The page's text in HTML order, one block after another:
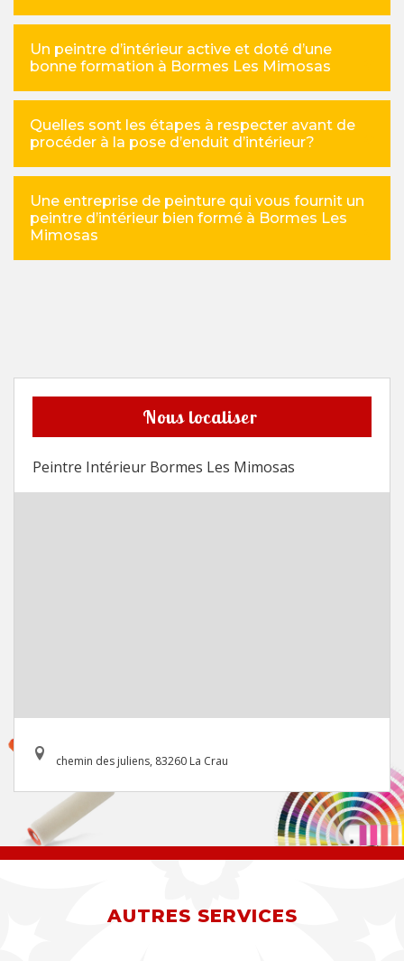
Un peintre d’intérieur active et doté d’une
bonne formation à Bormes Les Mimosas
Quelles sont les étapes à respecter avant de
procéder à la pose d’enduit d’intérieur?
Une entreprise de peinture qui vous fournit un
peintre d’intérieur bien formé à Bormes Les
Mimosas
Nous localiser
Peintre Intérieur Bormes Les Mimosas
chemin des juliens, 83260 La Crau
AUTRES SERVICES